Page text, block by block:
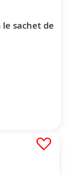
le sachet de